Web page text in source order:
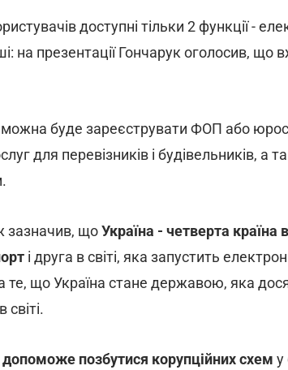
доступні тільки 2 функції -
на презентації Гончарук оголосив, що
буде зареєструвати ФОП або
для перевізників і будівельників, а
зазначив, щоУкраїна - четверта країна
і друга в світі, яка запустить
те, що Україна стане державою, яка
світі.
позбутися корупційних схем у